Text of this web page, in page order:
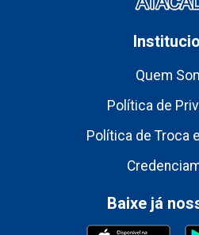
Quem
Política de
Política de Troca
Baixe já